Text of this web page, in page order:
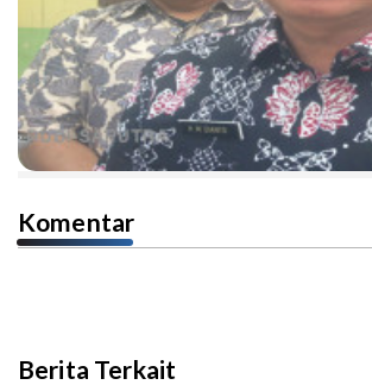
Komentar
Berita Terkait